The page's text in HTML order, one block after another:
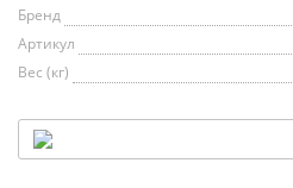
Бренд
Артикул
Вес (кг)